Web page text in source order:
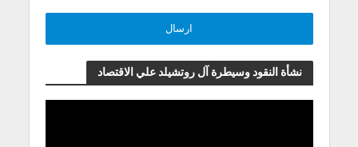
نشأة النقود وسيطرة آل روتشيلد علي الاقتصاد